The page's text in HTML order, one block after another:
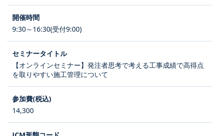
9:30～16:30(受付9:00)
【オンラインセミナー】発注者思考で考える工事成績で高得点
を取りやすい施工管理について
14,300